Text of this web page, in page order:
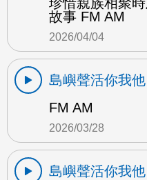
故事 FM AM
2026/04/04
島嶼聲活你我他
FM AM
2026/03/28
島嶼聲活你我他